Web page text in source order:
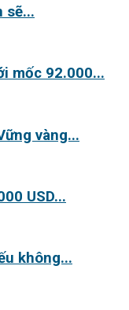
sẽ...
mốc 92.000...
vàng...
USD...
không...